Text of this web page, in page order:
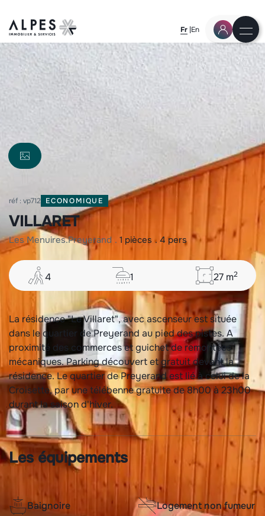
Fr En
réf : vp712 ECONOMIQUE
VILLARET
les menuires preyerand 1 pièces 4 pers
4 1 27 m2
La résidence "Le Villaret", avec ascenseur est située
dans le quartier de Preyerand au pied des pistes. A
proximité des commerces et guichet de remontées
mécaniques. Parking découvert et gratuit devant la
résidence. Le quartier de Preyerand est lié à celui de la
Croisette, par une télébenne gratuite de 8h00 à 23h00
durant la saison d'hiver.
Les équipements
Baignoire Logement non fumeur